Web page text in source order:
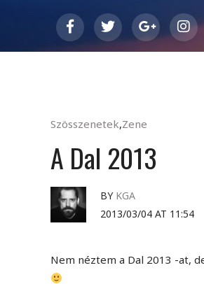
Szösszenetek,Zene
A Dal 2013
BY KGA
2013/03/04 AT 11:54
Nem néztem a Dal 2013 -at,